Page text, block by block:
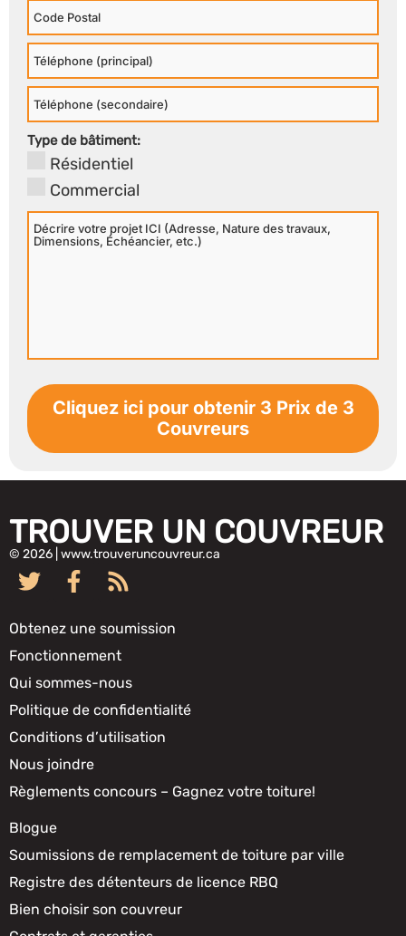
Code
Postal
Téléphone
Principal
Téléphone
Secondaire
Type de bâtiment:
Résidentiel
Commercial
Décrire
votre
TROUVER UN COUVREUR
© 2026 | www.trouveruncouvreur.ca
Obtenez une soumission
Fonctionnement
Qui sommes-nous
Politique de confidentialité
Conditions d’utilisation
Nous joindre
Règlements concours – Gagnez votre toiture!
Blogue
Soumissions de remplacement de toiture par ville
Registre des détenteurs de licence RBQ
Bien choisir son couvreur